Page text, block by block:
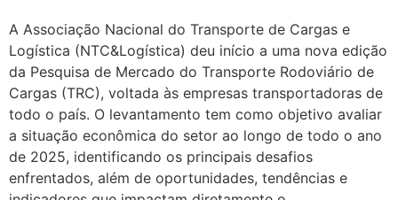
A Associação Nacional do Transporte de Cargas e
Logística (NTC&Logística) deu início a uma nova edição
da Pesquisa de Mercado do Transporte Rodoviário de
Cargas (TRC), voltada às empresas transportadoras de
todo o país. O levantamento tem como objetivo avaliar
a situação econômica do setor ao longo de todo o ano
de 2025, identificando os principais desafios
enfrentados, além de oportunidades, tendências e